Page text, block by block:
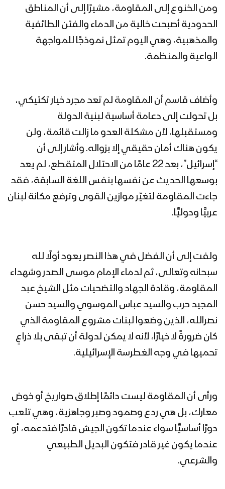
ومن الخنوع إلى المقاومة، مشيرًا إلى أن المناطق
الحدودية أصبحت خالية من الدماء والفتن الطائفية
والمذهبية، وهي اليوم تمثل نموذجًا للمواجهة
الواعية والمنظمة.
وأضاف قاسم أن المقاومة لم تعد مجرد خيار تكتيكي،
بل تحولت إلى دعامة أساسية لبنية الدولة
ومستقبلها، لأن مشكلة العدو ما زالت قائمة، ولن
يكون هناك أمان حقيقي إلا بزواله. وأشار إلى أن
“إسرائيل”، بعد 22 عامًا من الاحتلال المتقطع، لم يعد
بوسعها الحديث عن نفسها بنفس اللغة السابقة، فقد
جاءت المقاومة لتغيّر موازين القوى وترفع مكانة لبنان
عربيًّا ودوليًّا.
ولفت إلى أن الفضل في هذا النصر يعود أولًا لله
سبحانه وتعالى، ثم لدماء الإمام موسى الصدر وشهداء
المقاومة، وقادة الجهاد والتضحيات مثل الشيخ عبد
المجيد حرب والسيد عباس الموسوي والسيد حسن
نصرالله، الذين وضعوا لبنات مشروع المقاومة الذي
كان ضرورةً لا خيارًا، لأنه لا يمكن لدولة أن تبقى بلا ذراعٍ
تحميها في وجه الغطرسة الإسرائيلية.
ورأى أن المقاومة ليست دائمًا إطلاق صواريخ أو خوض
معارك، بل هي ردع وصمود وصبر وجاهزية، وهي تلعب
دورًا أساسيًّا سواء عندما تكون الجيش قادرًا فتدعمه، أو
عندما يكون غير قادر فتكون البديل الطبيعي
والشرعي.